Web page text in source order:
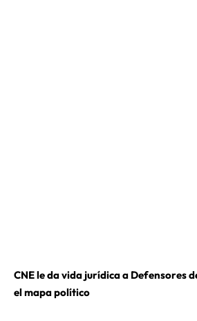
CNE le da vida jurídica a Defensores
el mapa político